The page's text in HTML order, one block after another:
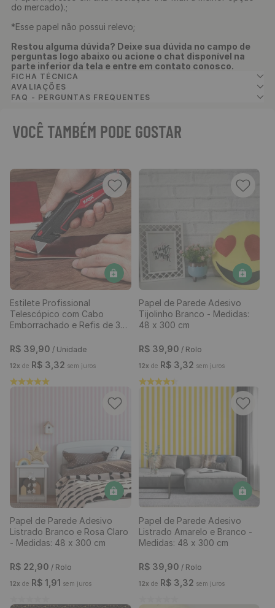
do mercado).;
*Esse papel não possui relevo;
Restou alguma dúvida? Deixe sua dúvida no campo de
perguntas logo abaixo ou acione o chat disponível na
parte inferior da tela e entre em contato conosco.
FICHA TÉCNICA
AVALIAÇÕES
FAQ - PERGUNTAS FREQUENTES
VOCÊ TAMBÉM PODE GOSTAR
Estilete Profissional
Telescópico com Cabo
Emborrachado e Refis de 3
R$ 39 90 / Unidade
12x de R$ 3 32 sem juros
Papel de Parede Adesivo
Tijolinho Branco - Medidas:
48 x 300 cm
R$ 39 90 / Rolo
12x de R$ 3 32 sem juros
Papel de Parede Adesivo
Listrado Branco e Rosa Claro
- Medidas: 48 x 300 cm
R$ 22 90 / Rolo
12x de R$ 1 91 sem juros
Papel de Parede Adesivo
Listrado Amarelo e Branco -
Medidas: 48 x 300 cm
R$ 39 90 / Rolo
12x de R$ 3 32 sem juros